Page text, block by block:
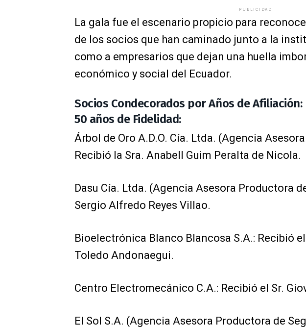
PUBLICIDAD
La gala fue el escenario propicio para
de los socios que han caminado junto a la
como a empresarios que dejan una huella
económico y social del Ecuador.
Socios Condecorados por Años de Afiliación:
50 años de Fidelidad:
Árbol de Oro A.D.O. Cía. Ltda. (Agencia
Recibió la Sra. Anabell Guim Peralta de Nicola.
Dasu Cía. Ltda. (Agencia Asesora Productora
Sergio Alfredo Reyes Villao.
Bioelectrónica Blanco Blancosa S.A.: Recibió
Toledo Andonaegui.
Centro Electromecánico C.A.: Recibió el Sr.
El Sol S.A. (Agencia Asesora Productora de